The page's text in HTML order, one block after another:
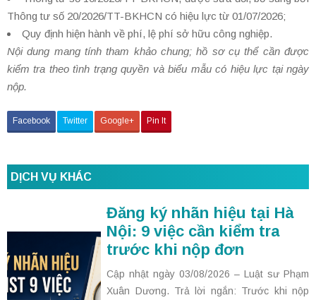
Thông tư số 20/2026/TT-BKHCN có hiệu lực từ 01/07/2026;
Quy định hiện hành về phí, lệ phí sở hữu công nghiệp.
Nội dung mang tính tham khảo chung; hồ sơ cụ thể cần được
kiểm tra theo tình trạng quyền và biểu mẫu có hiệu lực tại ngày
nộp.
Facebook Twitter Google+ Pin It
DỊCH VỤ KHÁC
Đăng ký nhãn hiệu tại Hà
Nội: 9 việc cần kiểm tra
trước khi nộp đơn
Cập nhật ngày 03/08/2026 – Luật sư Phạm
Xuân Dương. Trả lời ngắn: Trước khi nộp